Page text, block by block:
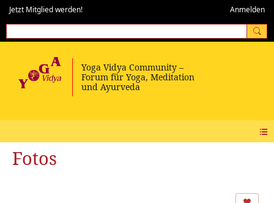
Jetzt Mitglied werden! Anmelden
Fotos